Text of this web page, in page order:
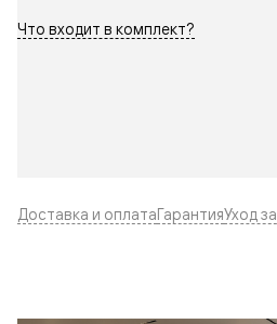
Что входит в комплект?
Доставка и оплатаГарантияУход